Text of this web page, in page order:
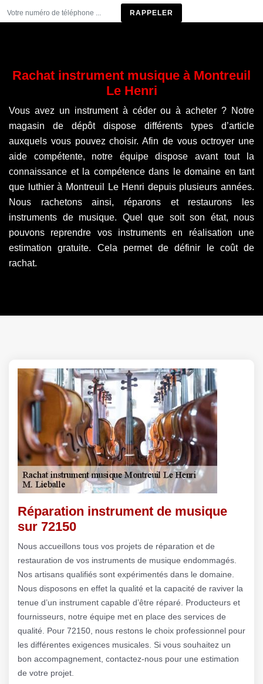
Rachat instrument musique à Montreuil
Le Henri
Vous avez un instrument à céder ou à acheter ? Notre
magasin de dépôt dispose différents types d’article
auxquels vous pouvez choisir. Afin de vous octroyer une
aide compétente, notre équipe dispose avant tout la
connaissance et la compétence dans le domaine en tant
que luthier à Montreuil Le Henri depuis plusieurs années.
Nous rachetons ainsi, réparons et restaurons les
instruments de musique. Quel que soit son état, nous
pouvons reprendre vos instruments en réalisation une
estimation gratuite. Cela permet de définir le coût de
rachat.
Réparation instrument de musique
sur 72150
Nous accueillons tous vos projets de réparation et de
restauration de vos instruments de musique endommagés.
Nos artisans qualifiés sont expérimentés dans le domaine.
Nous disposons en effet la qualité et la capacité de raviver la
tenue d’un instrument capable d’être réparé. Producteurs et
fournisseurs, notre équipe met en place des services de
qualité. Pour 72150, nous restons le choix professionnel pour
les différentes exigences musicales. Si vous souhaitez un
bon accompagnement, contactez-nous pour une estimation
de votre projet.